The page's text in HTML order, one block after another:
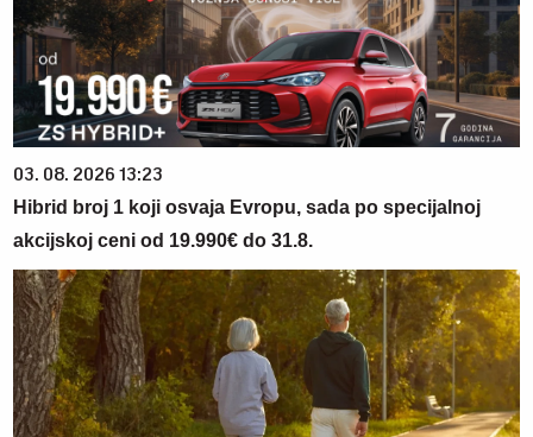
03. 08. 2026 13:23
Hibrid broj 1 koji osvaja Evropu, sada po specijalnoj
akcijskoj ceni od 19.990€ do 31.8.